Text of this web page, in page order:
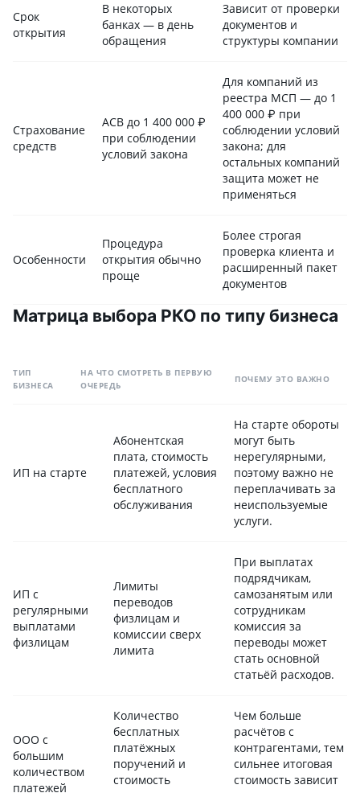
Срок
открытия
В некоторых
банках — в день
обращения
Зависит от проверки
документов и
структуры компании
Страхование
средств
АСВ до 1 400 000 ₽
при соблюдении
условий закона
Для компаний из
реестра МСП — до 1
400 000 ₽ при
соблюдении условий
закона; для
остальных компаний
защита может не
применяться
Особенности
Процедура
открытия обычно
проще
Более строгая
проверка клиента и
расширенный пакет
документов
Матрица выбора РКО по типу бизнеса
ТИП
БИЗНЕСА
НА ЧТО СМОТРЕТЬ В ПЕРВУЮ
ОЧЕРЕДЬ
ПОЧЕМУ ЭТО ВАЖНО
ИП на старте
Абонентская
плата, стоимость
платежей, условия
бесплатного
обслуживания
На старте обороты
могут быть
нерегулярными,
поэтому важно не
переплачивать за
неиспользуемые
услуги.
ИП с
регулярными
выплатами
физлицам
Лимиты
переводов
физлицам и
комиссии сверх
лимита
При выплатах
подрядчикам,
самозанятым или
сотрудникам
комиссия за
переводы может
стать основной
статьёй расходов.
ООО с
большим
количеством
платежей
Количество
бесплатных
платёжных
поручений и
стоимость
Чем больше
расчётов с
контрагентами, тем
сильнее итоговая
стоимость зависит